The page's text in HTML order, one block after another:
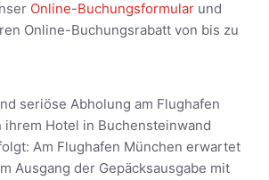
Online-Buchungsformular und
Online-Buchungsrabatt von bis zu
seriöse Abholung am Flughafen
ihrem Hotel in Buchensteinwand
Am Flughafen München erwartet
Ausgang der Gepäcksausgabe mit